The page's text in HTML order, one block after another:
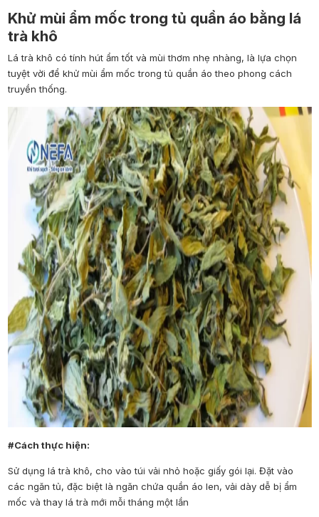
Khử mùi ẩm mốc trong tủ quần áo bằng lá
trà khô
Lá trà khô có tính hút ẩm tốt và mùi thơm nhẹ nhàng, là lựa chọn
tuyệt vời để khử mùi ẩm mốc trong tủ quần áo theo phong cách
truyền thống.
#Cách thực hiện:
Sử dụng lá trà khô, cho vào túi vải nhỏ hoặc giấy gói lại. Đặt vào
các ngăn tủ, đặc biệt là ngăn chứa quần áo len, vải dày dễ bị ẩm
mốc và thay lá trà mới mỗi tháng một lần